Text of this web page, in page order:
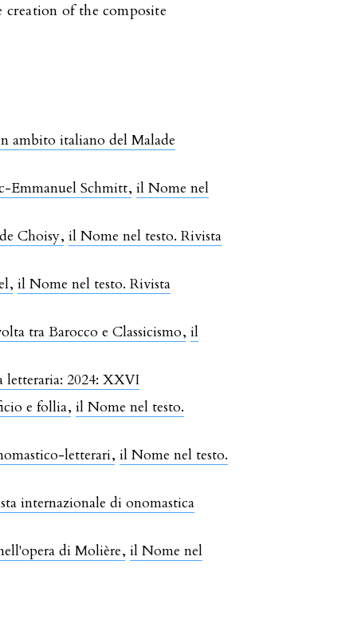
creation of the composite
ambito italiano del Malade
Emmanuel Schmitt,il Nome nel
Choisy,il Nome nel testo. Rivista
,il Nome nel testo. Rivista
tra Barocco e Classicismo,il
letteraria: 2024: XXVI
e follia,il Nome nel testo.
letterari,il Nome nel testo.
internazionale di onomastica
di Molière,il Nome nel